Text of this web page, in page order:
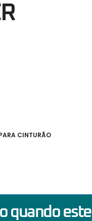
CINTURÃO
quando este